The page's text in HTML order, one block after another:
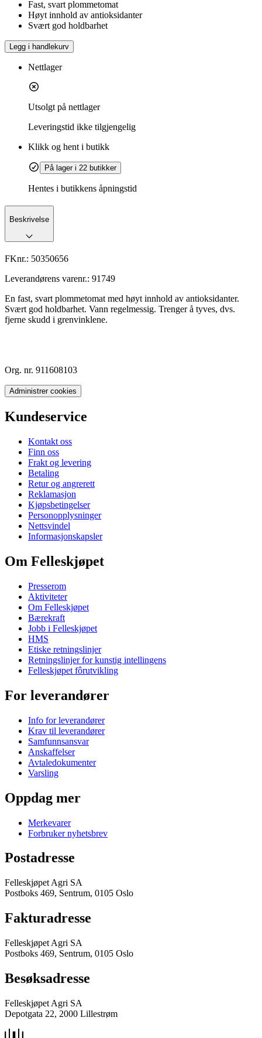
Fast, svart plommetomat
Høyt innhold av antioksidanter
Svært god holdbarhet
Legg i handlekurv
Nettlager
Utsolgt på nettlager
Leveringstid ikke tilgjengelig
Klikk og hent i butikk
På lager i 22 butikker
Hentes i butikkens åpningstid
Beskrivelse
FKnr.: 50350656
Leverandørens varenr.: 91749
En fast, svart plommetomat med høyt innhold av antioksidanter.
Svært god holdbarhet. Vann regelmessig. Trenger å tyves, dvs.
fjerne skudd i grenvinklene.
Org. nr. 911608103
Administrer cookies
Kundeservice
Kontakt oss
Finn oss
Frakt og levering
Betaling
Retur og angrerett
Reklamasjon
Kjøpsbetingelser
Personopplysninger
Nettsvindel
Informasjonskapsler
Om Felleskjøpet
Presserom
Aktiviteter
Om Felleskjøpet
Bærekraft
Jobb i Felleskjøpet
HMS
Etiske retningslinjer
Retningslinjer for kunstig intellingens
Felleskjøpet fôrutvikling
For leverandører
Info for leverandører
Krav til leverandører
Samfunnsansvar
Anskaffelser
Avtaledokumenter
Varsling
Oppdag mer
Merkevarer
Forbruker nyhetsbrev
Postadresse
Felleskjøpet Agri SA
Postboks 469, Sentrum, 0105 Oslo
Fakturadresse
Felleskjøpet Agri SA
Postboks 469, Sentrum, 0105 Oslo
Besøksadresse
Felleskjøpet Agri SA
Depotgata 22, 2000 Lillestrøm